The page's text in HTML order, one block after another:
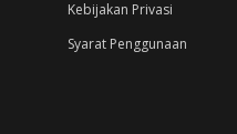
Kebijakan Privasi
Syarat Penggunaan